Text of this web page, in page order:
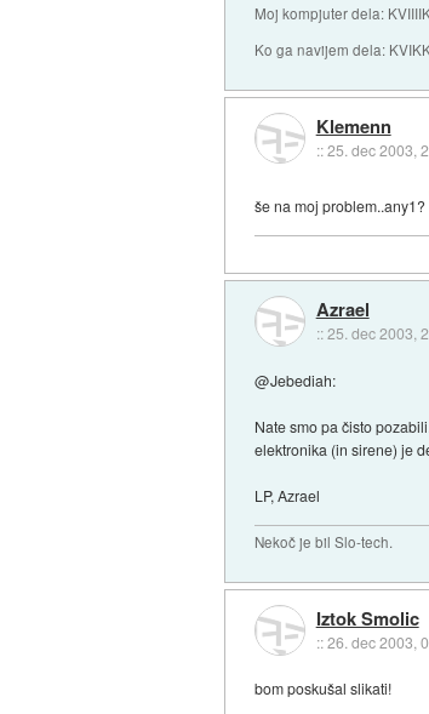
Moj kompjuter dela:
Ko ga navijem dela:
Klemenn
::25. dec 2003,
še na moj problem..any1?
Azrael
::25. dec 2003,
@Jebediah:
Nate smo pa čisto
elektronika (in sirene) je
LP, Azrael
Nekoč je bil Slo-tech.
Iztok Smolic
::26. dec 2003,
bom poskušal slikati!